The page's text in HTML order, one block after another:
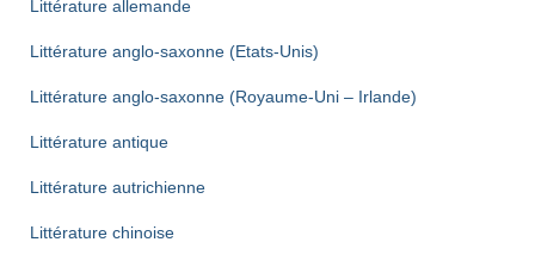
Littérature allemande
Littérature anglo-saxonne (Etats-Unis)
Littérature anglo-saxonne (Royaume-Uni – Irlande)
Littérature antique
Littérature autrichienne
Littérature chinoise